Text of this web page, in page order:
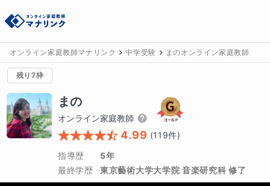
オンライン家庭教師マナリンク 中学受験 まのオンライン家庭教師
残り7枠
まの
オンライン家庭教師
4.99 (119件)
指導歴
5年
最終学歴
東京藝術大学大学院 音楽研究科 修了